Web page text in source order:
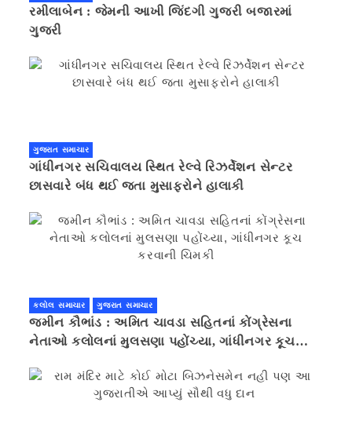
રમીલાબેન : જેમની આખી જિંદગી ગુજરી બજારમાં
ગુજરી
ગુજરાત સમાચાર
ગાંધીનગર સચિવાલય સ્થિત રેલ્વે રિઝર્વેશન સેન્ટર
છાસવારે બંધ થઈ જતા મુસાફરોને હાલાકી
કલોલ સમાચાર ગુજરાત સમાચાર
જમીન કૌભાંડ : અમિત ચાવડા સહિતનાં કોંગ્રેસના
નેતાઓ કલોલનાં મુલસણા પહોંચ્યા, ગાંધીનગર કૂચ